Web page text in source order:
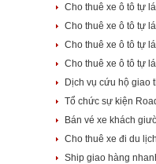
Cho thuê xe ô tô tự
Cho thuê xe ô tô tự
Cho thuê xe ô tô tự
Cho thuê xe ô tô tự
Dịch vụ cứu hộ giao
Tổ chức sự kiện
Bán vé xe khách
Cho thuê xe đi du
Ship giao hàng